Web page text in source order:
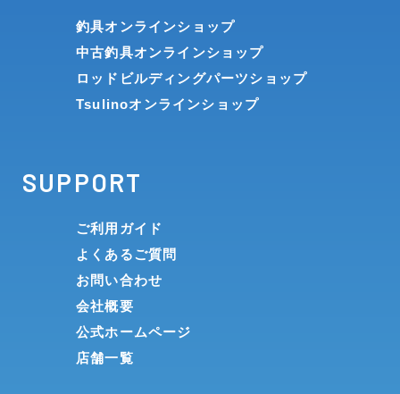
釣具オンラインショップ
中古釣具オンラインショップ
ロッドビルディングパーツショップ
Tsulinoオンラインショップ
SUPPORT
ご利用ガイド
よくあるご質問
お問い合わせ
会社概要
公式ホームページ
店舗一覧